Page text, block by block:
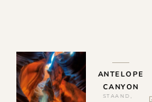
ANTELOPE
CANYON
STAAND ,